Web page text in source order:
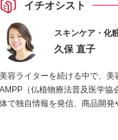
イチオシスト
スキンケア・化
久保 直子
美容ライターを続ける中で、美
AMPP（仏植物療法普及医学協
体で独自情報を発信、商品開発